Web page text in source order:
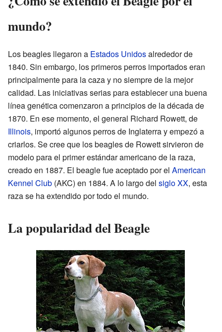
mundo?
Los beagles llegaron a Estados Unidosalrededor de
1840. Sin embargo, los primeros perros importados eran
principalmente para la caza y no siempre de la mejor
calidad. Las iniciativas serias para establecer una buena
línea genética comenzaron a principios de la década de
1870. En ese momento, el general Richard Rowett, de
Illinois, importó algunos perros de Inglaterra y empezó a
criarlos. Se cree que los beagles de Rowett sirvieron de
modelo para el primer estándar americano de la raza,
creado en 1887. El beagle fue aceptado por el American
Kennel Club (AKC) en 1884. A lo largo del siglo XX, esta
raza se ha extendido por todo el mundo.
La popularidad del Beagle